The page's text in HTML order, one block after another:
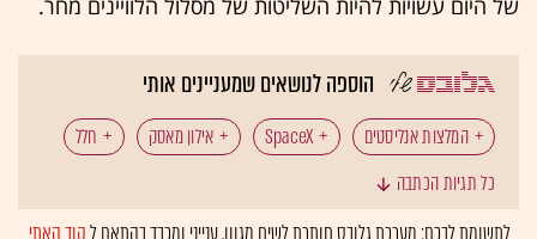
של היום עשויות להיות השליטות של מסלול הלוויינים מחר.
הוספה לנושאים שמעניינים אותי
המלצות אנליסטים SpaceX אילון מאסק חלל
כל תגיות הכתבה